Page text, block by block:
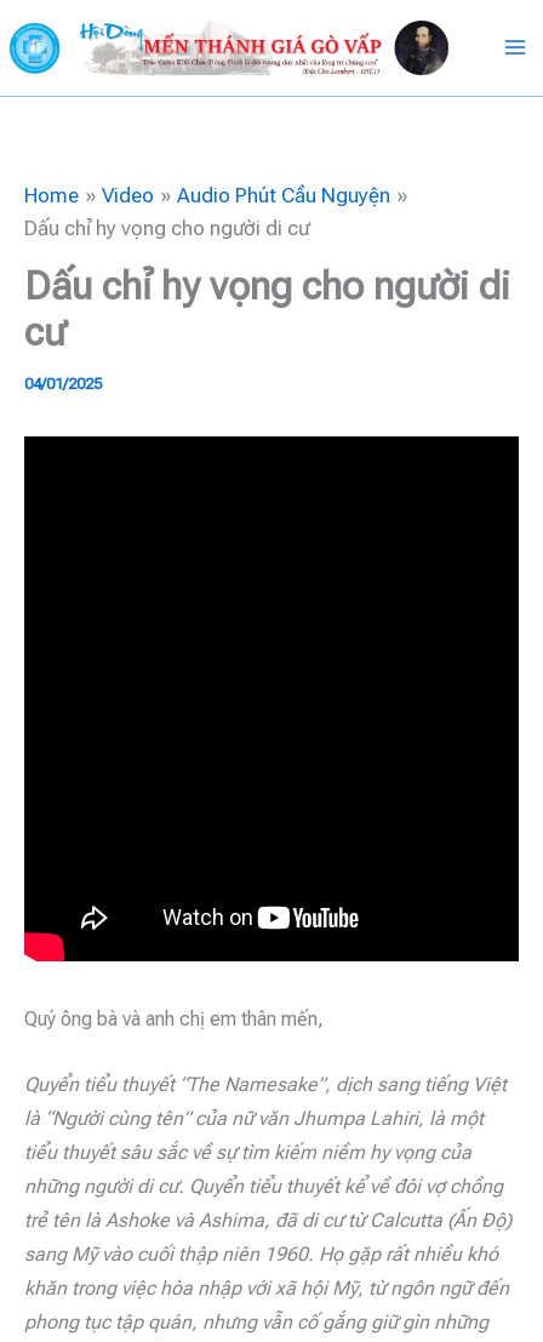
to
content
Home Video
Audio Phút Cầu Nguyện
Dấu chỉ hy vọng cho người di cư
Dấu chỉ hy vọng cho người di
cư
04/01/2025
Quý ông bà và anh chị em thân mến,
Quyển tiểu thuyết “The Namesake”, dịch sang tiếng Việt
là “Người cùng tên” của nữ văn Jhumpa Lahiri, là một
tiểu thuyết sâu sắc về sự tìm kiếm niềm hy vọng của
những người di cư. Quyển tiểu thuyết kể về đôi vợ chồng
trẻ tên là Ashoke và Ashima, đã di cư từ Calcutta (Ấn Độ)
sang Mỹ vào cuối thập niên 1960. Họ gặp rất nhiều khó
khăn trong việc hòa nhập với xã hội Mỹ, từ ngôn ngữ đến
phong tục tập quán, nhưng vẫn cố gắng giữ gìn những